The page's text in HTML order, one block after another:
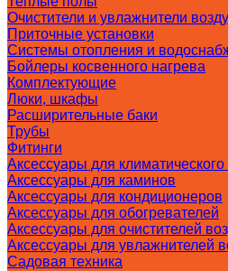
Очистители и увлажнители
Приточные установки
Системы отопления и
Бойлеры косвенного нагрева
Комплектующие
Люки, шкафы
Расширительные баки
Трубы
Фитинги
Аксессуары для
Аксессуары для каминов
Аксессуары для кондиционеров
Аксессуары для обогревателей
Аксессуары для очистителей
Аксессуары для увлажнителей
Садовая техника